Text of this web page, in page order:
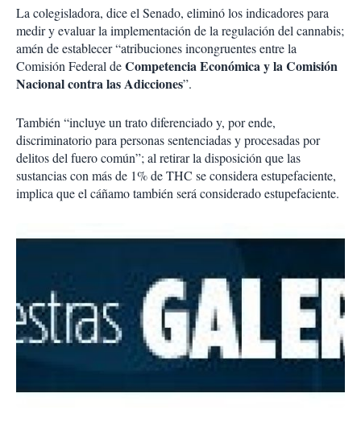
La colegisladora, dice el Senado, eliminó los indicadores para
medir y evaluar la implementación de la regulación del cannabis;
amén de establecer “atribuciones incongruentes entre la
Comisión Federal deCompetencia Económica y la Comisión
Nacional contra las Adicciones”.
También “incluye un trato diferenciado y, por ende,
discriminatorio para personas sentenciadas y procesadas por
delitos del fuero común”; al retirar la disposición que las
sustancias con más de 1% de THC se considera estupefaciente,
implica que el cáñamo también será considerado estupefaciente.